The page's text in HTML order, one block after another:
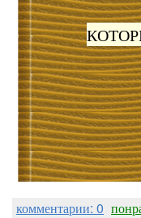
комментарии: 0